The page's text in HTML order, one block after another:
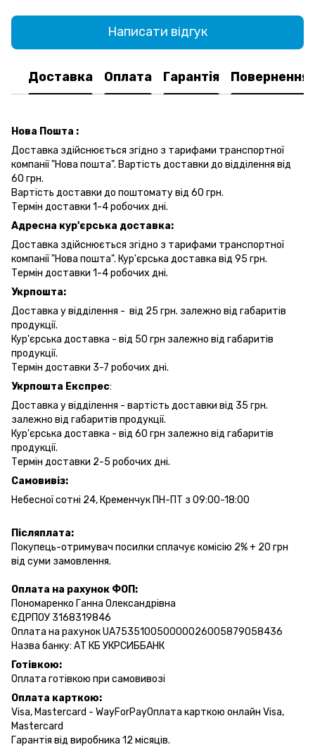
Написати відгук
Доставка Оплата Гарантія Повернення
Нова Пошта :
Доставка здійснюється згідно з тарифами транспортної
компанії "Нова пошта". Вартість доставки до відділення від
60 грн.
Вартість доставки до поштомату від 60 грн.
Термін доставки 1-4 робочих дні.
Адресна кур'єрська доставка:
Доставка здійснюється згідно з тарифами транспортної
компанії "Нова пошта". Кур'єрська доставка від 95 грн.
Термін доставки 1-4 робочих дні.
Укрпошта:
Доставка у відділення - від 25 грн. залежно від габаритів
продукції.
Кур'єрська доставка - від 50 грн залежно від габаритів
продукції.
Термін доставки 3-7 робочих дні.
Укрпошта Експрес:
Доставка у відділення - вартість доставки від 35 грн.
залежно від габаритів продукції.
Кур'єрська доставка - від 60 грн залежно від габаритів
продукції.
Термін доставки 2-5 робочих дні.
Самовивіз:
Небесної сотні 24, Кременчук ПН-ПТ з 09:00-18:00
Післяплата:
Покупець-отримувач посилки сплачує комісію 2% + 20 грн
від суми замовлення.
Оплата на рахунок ФОП:
Пономаренко Ганна Олександрівна
ЄДРПОУ 3168319846
Оплата на рахунок UA753510050000026005879058436
Назва банку: АТ КБ УКРСИББАНК
Готівкою:
Оплата готівкою при самовивозі
Оплата карткою:
Visa, Mastercard - WayForPayОплата карткою онлайн Visa,
Mastercard
Гарантія від виробника 12 місяців.